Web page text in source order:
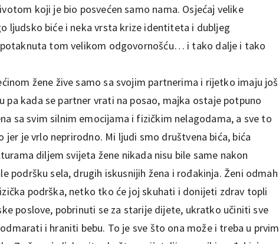
koji je bio posvećen samo nama. Osjećaj velike
ljudsko biće i neka vrsta krize identiteta i dubljeg
tom velikom odgovornošću… i tako dalje i tako
žene žive samo sa svojim partnerima i rijetko imaju još
pa kada se partner vrati na posao, majka ostaje potpuno
sa svim silnim emocijama i fizičkim nelagodama, a sve to
jer je vrlo neprirodno. Mi ljudi smo društvena bića, bića
diljem svijeta žene nikada nisu bile same nakon
podršku sela, drugih iskusnijih žena i rođakinja. Ženi odmah
podrška, netko tko će joj skuhati i donijeti zdrav topli
poslove, pobrinuti se za starije dijete, ukratko učiniti sve
i hraniti bebu. To je sve što ona može i treba u prvim